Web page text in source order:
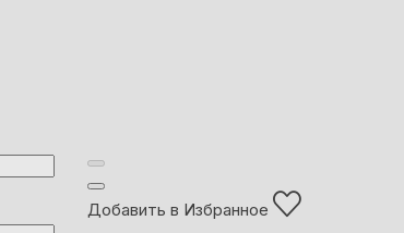
Добавить в Избранное